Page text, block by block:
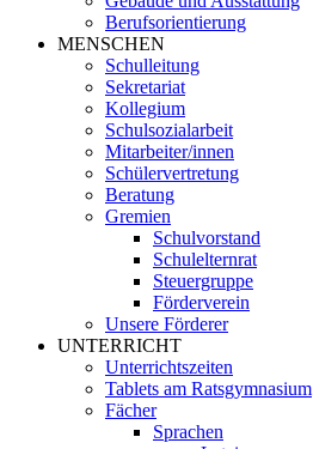
Berufsorientierung
MENSCHEN
Schulleitung
Sekretariat
Kollegium
Schulsozialarbeit
Mitarbeiter/innen
Schülervertretung
Beratung
Gremien
Schulvorstand
Schulelternrat
Steuergruppe
Förderverein
Unsere Förderer
UNTERRICHT
Unterrichtszeiten
Tablets am Ratsgymnasium
Fächer
Sprachen